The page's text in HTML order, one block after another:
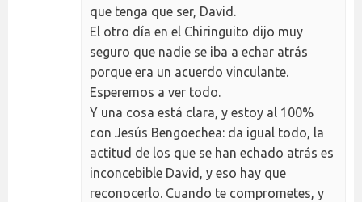
que tenga que ser, David.
El otro día en el Chiringuito dijo muy
seguro que nadie se iba a echar atrás
porque era un acuerdo vinculante.
Esperemos a ver todo.
Y una cosa está clara, y estoy al 100%
con Jesús Bengoechea: da igual todo, la
actitud de los que se han echado atrás es
inconcebible David, y eso hay que
reconocerlo. Cuando te comprometes, y